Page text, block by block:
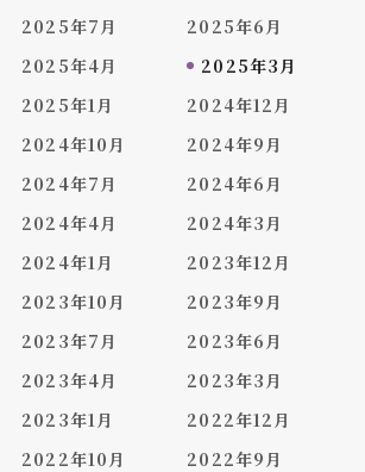
2025年7月
2025年6月
2025年4月
2025年3月
2025年1月
2024年12月
2024年10月
2024年9月
2024年7月
2024年6月
2024年4月
2024年3月
2024年1月
2023年12月
2023年10月
2023年9月
2023年7月
2023年6月
2023年4月
2023年3月
2023年1月
2022年12月
2022年10月
2022年9月